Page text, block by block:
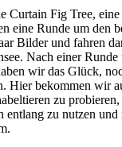
Curtain Fig Tree,
eine Runde um den
Bilder und fahren
Nach einer Runde
wir das Glück,
Hier bekommen wir
zu
entlang zu nutzen